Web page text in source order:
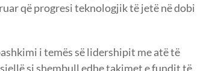
që progresi teknologjik të jetë në dobi
i temës së lidershipit me atë të
si shembull edhe takimet e fundit të